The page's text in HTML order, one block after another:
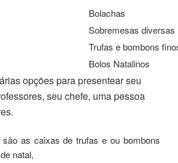
Bolachas
Sobremesas diversas
Trufas e bombons
Bolos Natalinos
opções para presentear seu
seu chefe, uma pessoa
as caixas de trufas e ou bombons
natal,